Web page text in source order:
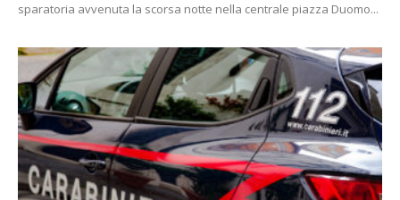
sparatoria avvenuta la scorsa notte nella centrale piazza Duomo...